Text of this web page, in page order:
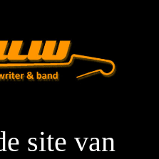
site van